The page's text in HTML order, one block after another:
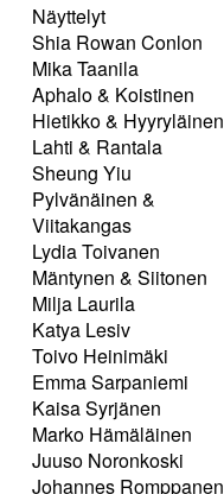
Näyttelyt
Shia Rowan Conlon
Mika Taanila
Aphalo & Koistinen
Hietikko & Hyyryläinen
Lahti & Rantala
Sheung Yiu
Pylvänäinen &
Viitakangas
Lydia Toivanen
Mäntynen & Siitonen
Milja Laurila
Katya Lesiv
Toivo Heinimäki
Emma Sarpaniemi
Kaisa Syrjänen
Marko Hämäläinen
Juuso Noronkoski
Johannes Romppanen